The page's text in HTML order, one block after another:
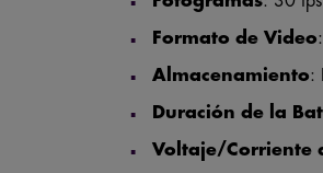
Formato de Video
Almacenamiento:
Duración de la
Voltaje/Corriente